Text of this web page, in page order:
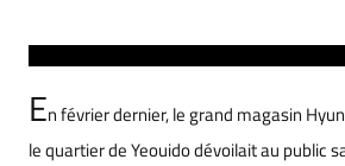
En février dernier, le grand magasin
le quartier de Yeouido dévoilait au public